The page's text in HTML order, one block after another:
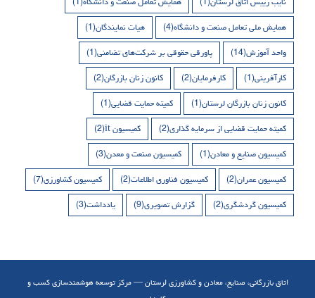
همایش ملی تعامل صنعت و دانشگاه(4) هیات نمایندگان(1)
واحد آموزش(14) پاورقی حقوقی بر شرکت‌های تضامنی(1)
کارآفرینی(1) کارفرمایان(2) کانون زنان بازرگان(2)
کانون زنان بازرگان لرستان(1) کمیته حمایت قضایی(1)
کمیته حمایت قضایی از سرمایه گذاری(2) کمیسیون it (2)
کمیسیون صنایع و معادن(1) کمیسیون صنعت و معدن(3)
کمیسیون عمران(2) کمیسیون فناوری اطلاعات(2) کمیسیون کشاورزی(7)
کمیسیون گردشگری(2) گزارش تصویری(9) یادداشت(3)
اتاق بازرگانی، صنایع، معادن و کشاورزی لرستان — مرکز توسعه هوشمندسازی کسب و